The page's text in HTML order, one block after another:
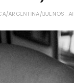
ARGENTINA/